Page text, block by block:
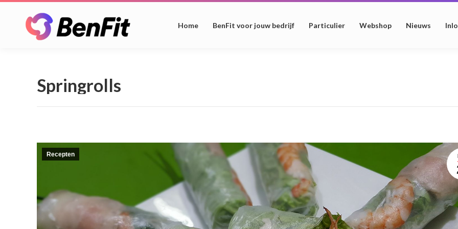
Home BenFit voor jouw bedrijf Particulier Webshop Nieuws
Springrolls
Recepten